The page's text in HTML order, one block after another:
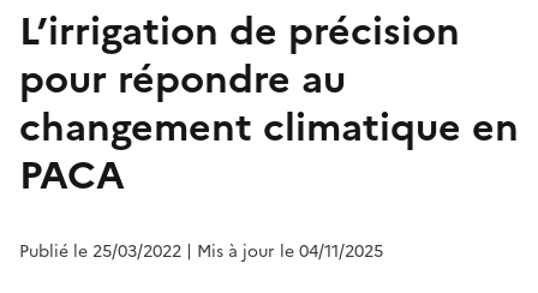
L’irrigation de précision
pour répondre au
changement climatique en
PACA
Publié le 25/03/2022 | Mis à jour le 04/11/2025